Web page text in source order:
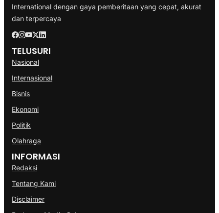
International dengan gaya pemberitaan yang cepat, akurat
dan terpercaya
TELUSURI
Nasional
Internasional
Bisnis
Ekonomi
Politik
Olahraga
INFORMASI
Redaksi
Tentang Kami
Disclaimer